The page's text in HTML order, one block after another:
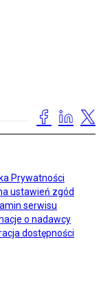
Prywatności
ustawień zgód
serwisu
o nadawcy
dostępności